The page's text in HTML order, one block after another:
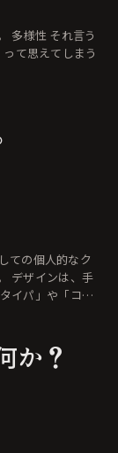
多様性 それ言う
て思えてしまう
ての個人的なク
か？